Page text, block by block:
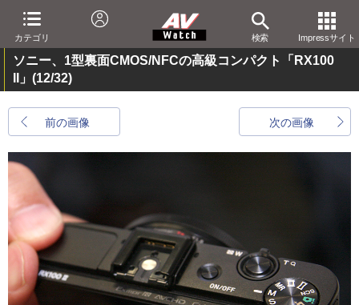
カテゴリ 検索 Impressサイト
ソニー、1型裏面CMOS/NFCの高級コンパクト「RX100
II」 (12/32)
前の画像 次の画像